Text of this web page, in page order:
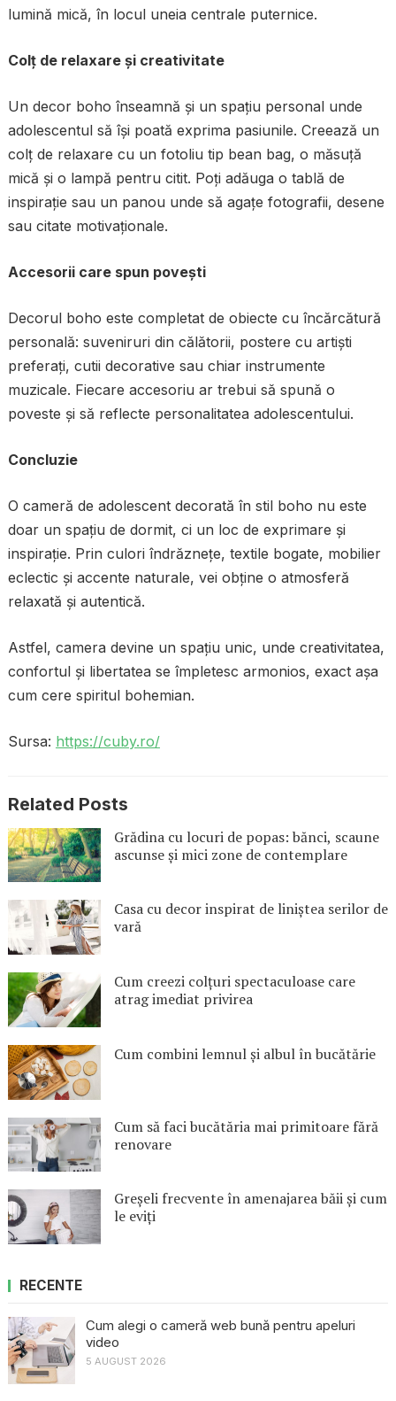
lumină mică, în locul uneia centrale puternice.
Colț de relaxare și creativitate
Un decor boho înseamnă și un spațiu personal unde
adolescentul să își poată exprima pasiunile. Creează un
colț de relaxare cu un fotoliu tip bean bag, o măsuță
mică și o lampă pentru citit. Poți adăuga o tablă de
inspirație sau un panou unde să agațe fotografii, desene
sau citate motivaționale.
Accesorii care spun povești
Decorul boho este completat de obiecte cu încărcătură
personală: suveniruri din călătorii, postere cu artiști
preferați, cutii decorative sau chiar instrumente
muzicale. Fiecare accesoriu ar trebui să spună o
poveste și să reflecte personalitatea adolescentului.
Concluzie
O cameră de adolescent decorată în stil boho nu este
doar un spațiu de dormit, ci un loc de exprimare și
inspirație. Prin culori îndrăznețe, textile bogate, mobilier
eclectic și accente naturale, vei obține o atmosferă
relaxată și autentică.
Astfel, camera devine un spațiu unic, unde creativitatea,
confortul și libertatea se împletesc armonios, exact așa
cum cere spiritul bohemian.
Sursa: https://cuby.ro/
Related Posts
Grădina cu locuri de popas: bănci, scaune
ascunse și mici zone de contemplare
Casa cu decor inspirat de liniștea serilor de
vară
Cum creezi colțuri spectaculoase care
atrag imediat privirea
Cum combini lemnul și albul în bucătărie
Cum să faci bucătăria mai primitoare fără
renovare
Greșeli frecvente în amenajarea băii și cum
le eviți
RECENTE
Cum alegi o cameră web bună pentru apeluri
video
5 AUGUST 2026